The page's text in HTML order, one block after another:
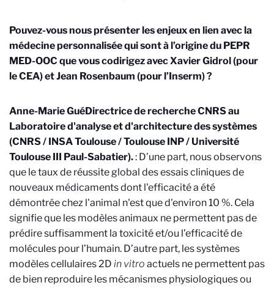
Pouvez-vous nous présenter les enjeux en lien avec la
médecine personnalisée qui sont à l’origine du PEPR
MED-OOC que vous codirigez avec Xavier Gidrol (pour
le CEA) et Jean Rosenbaum (pour l’Inserm) ?
Anne-Marie GuéDirectrice de recherche CNRS au
Laboratoire d'analyse et d'architecture des systèmes
(CNRS / INSA Toulouse / Toulouse INP / Université
Toulouse III Paul-Sabatier).: D’une part, nous observons
que le taux de réussite global des essais cliniques de
nouveaux médicaments dont l'efficacité a été
démontrée chez l'animal n'est que d'environ 10 %. Cela
signifie que les modèles animaux ne permettent pas de
prédire suffisamment la toxicité et/ou l’efficacité de
molécules pour l’humain. D’autre part, les systèmes
modèles cellulaires 2D in vitro actuels ne permettent pas
de bien reproduire les mécanismes physiologiques ou